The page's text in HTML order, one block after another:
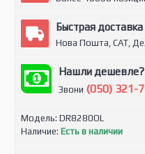
Быстрая доставка
Нова Пошта, САТ,
Нашли дешевле?
Звони (050) 321-
Модель: DR8280OL
Наличие: Есть в наличии